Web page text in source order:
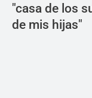
"casa de los
de mis hijas"